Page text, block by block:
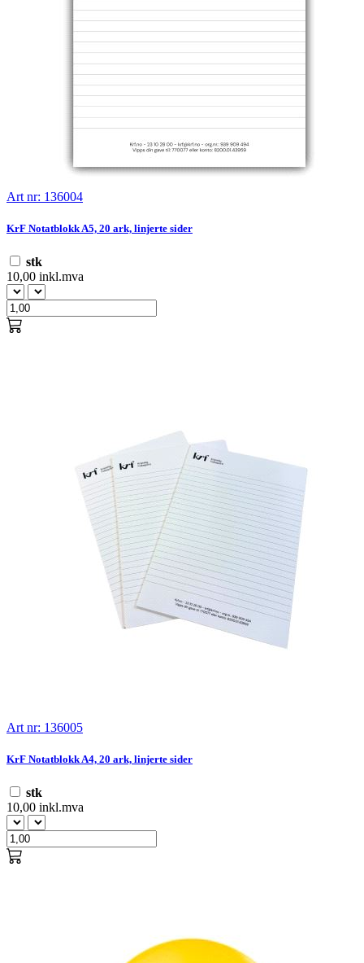
Art nr: 136004
KrF Notatblokk A5, 20 ark, linjerte sider
stk
10,00 inkl.mva
Art nr: 136005
KrF Notatblokk A4, 20 ark, linjerte sider
stk
10,00 inkl.mva